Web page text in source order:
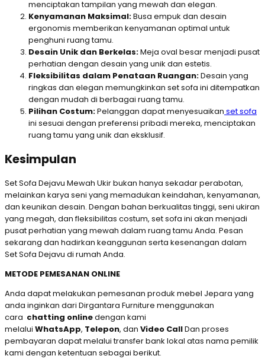
menciptakan tampilan yang mewah dan elegan.
Kenyamanan Maksimal:Busa empuk dan desain
ergonomis memberikan kenyamanan optimal untuk
penghuni ruang tamu.
Desain Unik dan Berkelas:Meja oval besar menjadi pusat
perhatian dengan desain yang unik dan estetis.
Fleksibilitas dalam Penataan Ruangan:Desain yang
ringkas dan elegan memungkinkan set sofa ini ditempatkan
dengan mudah di berbagai ruang tamu.
Pilihan Costum:Pelanggan dapat menyesuaikan set sofa
ini sesuai dengan preferensi pribadi mereka, menciptakan
ruang tamu yang unik dan eksklusif.
Kesimpulan
Set Sofa Dejavu Mewah Ukir bukan hanya sekadar perabotan,
melainkan karya seni yang memadukan keindahan, kenyamanan,
dan keunikan desain. Dengan bahan berkualitas tinggi, seni ukiran
yang megah, dan fleksibilitas costum, set sofa ini akan menjadi
pusat perhatian yang mewah dalam ruang tamu Anda. Pesan
sekarang dan hadirkan keanggunan serta kesenangan dalam
Set Sofa Dejavu di rumah Anda.
METODE PEMESANAN ONLINE
Anda dapat melakukan pemesanan produk mebel Jepara yang
anda inginkan dari Dirgantara Furniture menggunakan
cara chatting onlinedengan kami
melalui WhatsApp, Telepon, dan Video CallDan proses
pembayaran dapat melalui transfer bank lokal atas nama pemilik
kami dengan ketentuan sebagai berikut.